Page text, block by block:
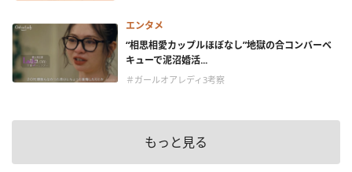
エンタメ
“相思相愛カップルほぼなし”地獄の合コンバーベ
キューで泥沼婚活...
＃ガールオアレディ3考察
もっと見る